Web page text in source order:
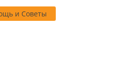
и Советы